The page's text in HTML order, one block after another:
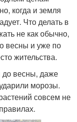
когда и земля
Что делать в
не как обычно,
весны и уже по
жительства.
до весны, даже
морозы.
совсем не